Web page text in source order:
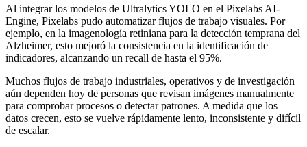
Al integrar los modelos de Ultralytics YOLO en el Pixelabs AI-
Engine, Pixelabs pudo automatizar flujos de trabajo visuales. Por
ejemplo, en la imagenología retiniana para la detección temprana del
Alzheimer, esto mejoró la consistencia en la identificación de
indicadores, alcanzando un recall de hasta el 95%.
Muchos flujos de trabajo industriales, operativos y de investigación
aún dependen hoy de personas que revisan imágenes manualmente
para comprobar procesos o detectar patrones. A medida que los
datos crecen, esto se vuelve rápidamente lento, inconsistente y difícil
de escalar.